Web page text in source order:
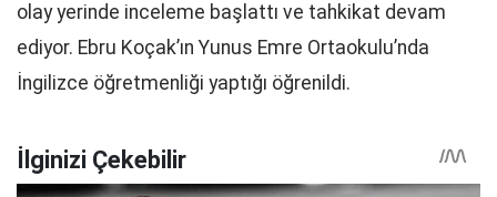
olay yerinde inceleme başlattı ve tahkikat devam
ediyor. Ebru Koçak’ın Yunus Emre Ortaokulu’nda
İngilizce öğretmenliği yaptığı öğrenildi.